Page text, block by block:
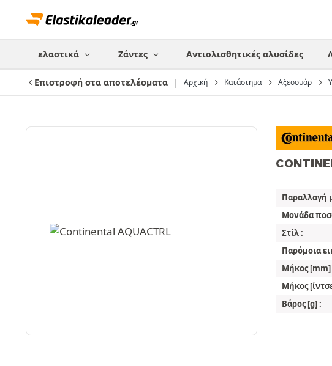
ελαστικά Ζάντες Αντιολισθητικές αλυσίδες
Επιστροφή στα αποτελέσματα Αρχική Κατάστημα Αξεσουάρ
Παραλλαγή
Μονάδα
Στίλ :
Παρόμοια
Μήκος [mm]
Μήκος
Βάρος [g] :